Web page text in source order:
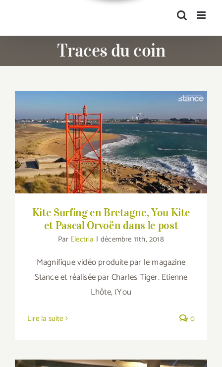
Traces du coin
Kite Surfing en Bretagne, You Kite et
Pascal Orvoën dans le post
Kite Surfing en Bretagne, You Kite
et Pascal Orvoën dans le post
Par Electria | décembre 11th, 2018
Magnifique vidéo produite par le magazine
Stance et réalisée par Charles Tiger. Etienne
Lhôte, (You
Lire la suite 0